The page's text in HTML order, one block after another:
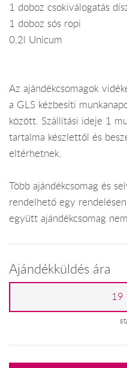
1 doboz csokiválogatás
1 doboz sós ropi
0,2l Unicum
Az ajándékcsomagok
a GLS kézbesíti
között. Szállítási ideje 1
tartalma készlettől és
eltérhetnek.
Több ajándékcsomag és
rendelhető egy
együtt ajándékcsomag
Ajándékküldés ára
19